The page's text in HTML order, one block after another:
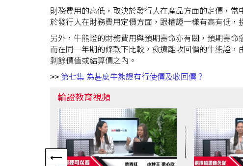
財務費用的高低，取決於發行人在產品方面的定價，
於發行人在財務費用定價方面，跟權證一樣有高有低
另外，牛熊證的財務費用與預期壽命亦有關，預期壽
而在同一年期的條款下比較，愈遠離收回價的牛熊證
剩餘價值或結算價之內。
>> 第七集 為甚麼牛熊證有行使價及收回價？
輪證教育視頻